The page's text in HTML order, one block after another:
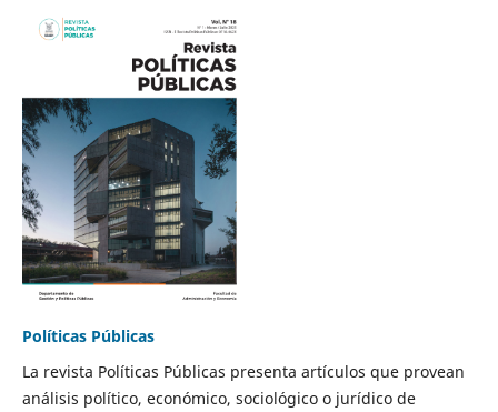
Políticas Públicas
La revista Políticas Públicas presenta artículos que provean
análisis político, económico, sociológico o jurídico de